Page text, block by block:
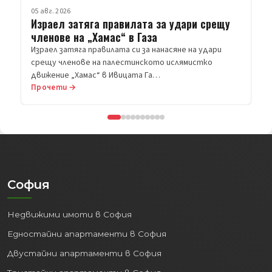
агенции.
Дипломатически
представителства:
консулства на множество държави.
Централи на големи компании:
Седалища на водещи български и
Този статут гарантира постоянен
поток от хора, събития и инвестиции,
2. Икономически Двигател
София е безспорният икономически
Най-голямата икономика:
05 авг. 2026
Израел затяга правилата за удари срещу
членове на „Хамас“ в Газа
Израел затяга правилата си за нанасяне на удари
срещу членове на палестинското ислямистко
движение „Хамас“ в Ивицата Га…
Прочети →
София
Недвижими имоти в София
Едностайни апартаменти в София
Двустайни апартаменти в София